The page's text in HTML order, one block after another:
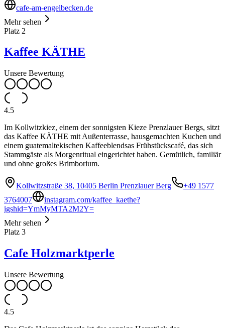
cafe-am-engelbecken.de
Mehr sehen
Platz 2
Kaffee KÄTHE
Unsere Bewertung
4.5
Im Kollwitzkiez, einem der sonnigsten Kieze Prenzlauer Bergs, sitzt
das Kaffee KÄTHE mit Außenterrasse, hausgemachten Kuchen und
einem guatemaltekischen Kaffeeblendsas Frühstückscafé, das sich
Stammgäste als Morgenritual eingerichtet haben. Gemütlich, familiär
und ohne großes Brimborium.
Kollwitzstraße 38, 10405 Berlin Prenzlauer Berg
+49 1577
3764007
instagram.com/kaffee_kaethe?
igshid=YmMyMTA2M2Y=
Mehr sehen
Platz 3
Cafe Holzmarktperle
Unsere Bewertung
4.5